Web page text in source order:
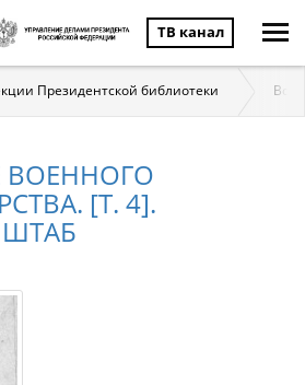
ТВ канал
Президентской библиотеки
ВОЕННОГО
[Т. 4].